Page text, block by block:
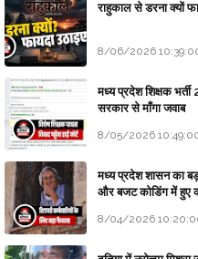
राहुकाल से डरना क्यों
8/06/2026
मध्य प्रदेश शिक्षक भर्ती
सरकार से माँगा जवाब
8/05/2026
मध्य प्रदेश शासन का
और बजट कोडिंग में हुए
8/04/2026